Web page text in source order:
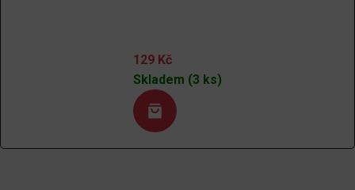
129 Kč
Skladem (3 ks)